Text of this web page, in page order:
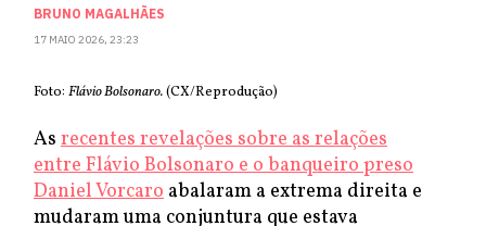
BRUNO MAGALHÃES
17 MAIO 2026, 23:23
Foto: Flávio Bolsonaro.(CX/Reprodução)
As recentes revelações sobre as relações
entre Flávio Bolsonaro e o banqueiro preso
Daniel Vorcaro abalaram a extrema direita e
mudaram uma conjuntura que estava